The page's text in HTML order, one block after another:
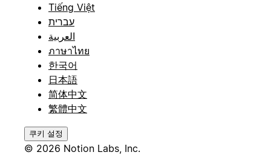
Tiếng Việt
עברית
العربية
ภาษาไทย
한국어
日本語
简体中文
繁體中文
쿠키 설정
© 2026 Notion Labs, Inc.